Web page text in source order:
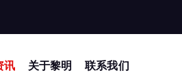
讯 关于黎明 联系我们